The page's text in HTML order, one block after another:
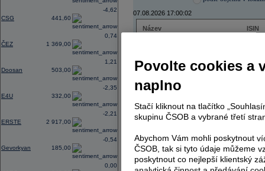
CSG 441,60
-4,62
ČEZ 1 369,00
0,74
Doosan 503,00
1,21
E4U 332,00
-2,35
ERSTE 2 917,00
-2,21
Gevorkyan 185,00
-0,54
0,00
07.08.2026 17:00:02
Název
ISIN
ERSTE BANK
TMR
AD index - vývoj
Region
Povolte cookies a
naplno
Stačí kliknout na tlačítko
skupinu ČSOB a vybrané třetí
Abychom Vám mohli poskytnout
ČSOB, tak si tyto údaje můžeme
poskytnout co nejlepší klientský